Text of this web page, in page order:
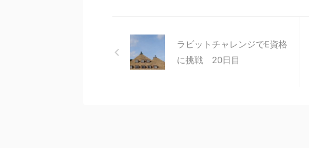
ラビットチャレンジでE資格
に挑戦 20日目